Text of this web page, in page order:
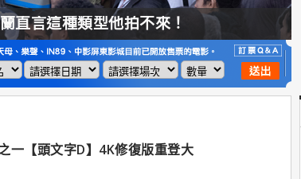
直言這種類型他拍不來！
一【頭文字D】4K修復版重登大